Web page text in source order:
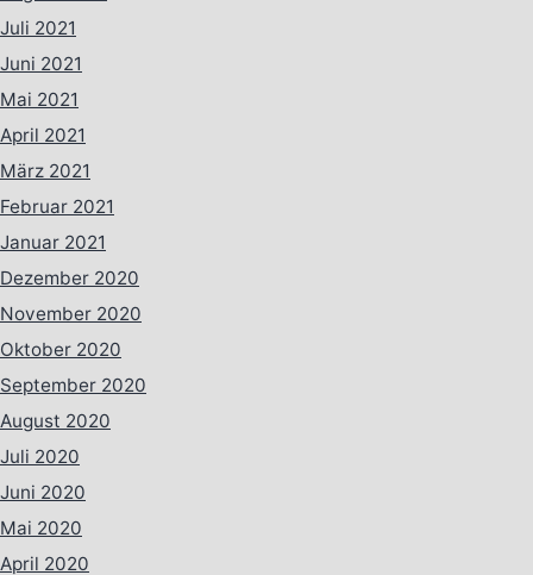
Juli 2021
Juni 2021
Mai 2021
April 2021
März 2021
Februar 2021
Januar 2021
Dezember 2020
November 2020
Oktober 2020
September 2020
August 2020
Juli 2020
Juni 2020
Mai 2020
April 2020